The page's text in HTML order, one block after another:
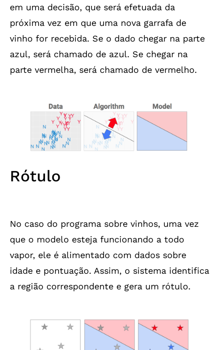
em uma decisão, que será efetuada da
próxima vez em que uma nova garrafa de
vinho for recebida. Se o dado chegar na parte
azul, será chamado de azul. Se chegar na
parte vermelha, será chamado de vermelho.
Rótulo
No caso do programa sobre vinhos, uma vez
que o modelo esteja funcionando a todo
vapor, ele é alimentado com dados sobre
idade e pontuação. Assim, o sistema identifica
a região correspondente e gera um rótulo.